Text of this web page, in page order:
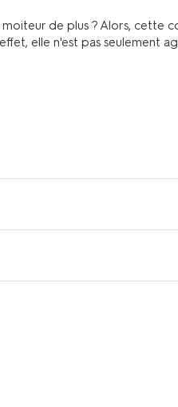
de plus ? Alors, cette
elle n'est pas seulement